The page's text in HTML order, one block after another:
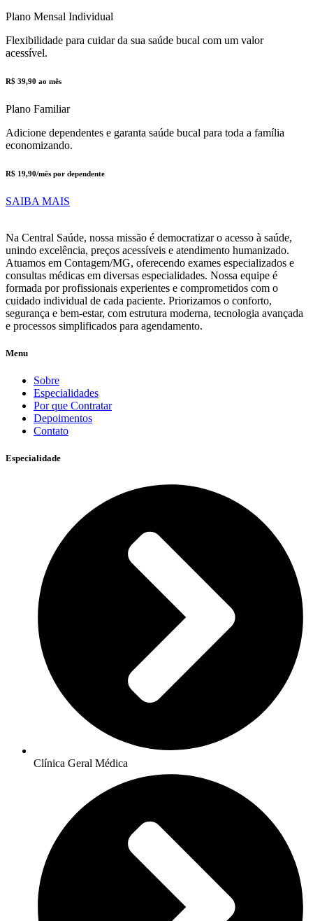
Plano Mensal Individual
Flexibilidade para cuidar da sua saúde bucal com um valor
acessível.
R$ 39,90 ao mês
Plano Familiar
Adicione dependentes e garanta saúde bucal para toda a família
economizando.
R$ 19,90/mês por dependente
SAIBA MAIS
Na Central Saúde, nossa missão é democratizar o acesso à saúde,
unindo excelência, preços acessíveis e atendimento humanizado.
Atuamos em Contagem/MG, oferecendo exames especializados e
consultas médicas em diversas especialidades. Nossa equipe é
formada por profissionais experientes e comprometidos com o
cuidado individual de cada paciente. Priorizamos o conforto,
segurança e bem-estar, com estrutura moderna, tecnologia avançada
e processos simplificados para agendamento.
Menu
Sobre
Especialidades
Por que Contratar
Depoimentos
Contato
Especialidade
Clínica Geral Médica